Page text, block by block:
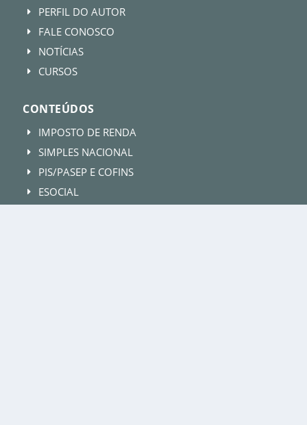
E PERFIL DO AUTOR
E FALE CONOSCO
E NOTÍCIAS
E CURSOS
CONTEÚDOS
E IMPOSTO DE RENDA
E SIMPLES NACIONAL
E PIS/PASEP E COFINS
E ESOCIAL